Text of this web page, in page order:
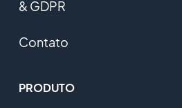
& GDPR
Contato
PRODUTO